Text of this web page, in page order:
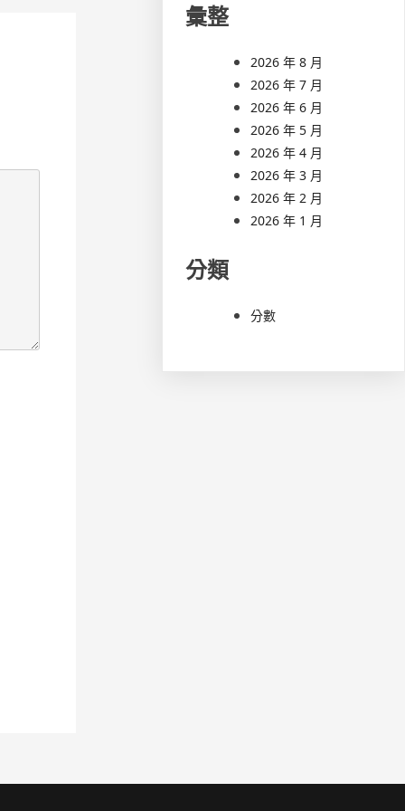
彙整
2026 年 8 月
2026 年 7 月
2026 年 6 月
2026 年 5 月
2026 年 4 月
2026 年 3 月
2026 年 2 月
2026 年 1 月
分類
分數